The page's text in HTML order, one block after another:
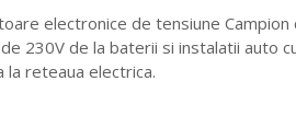
electronice de tensiune
230V de la baterii si instalatii auto
reteaua electrica.